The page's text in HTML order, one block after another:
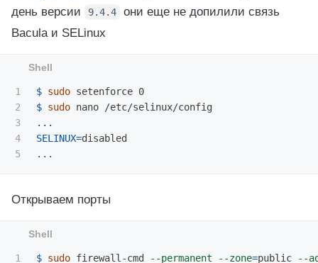
день версии
9.4.4
они еще не допилили связь
Bacula и SELinux
1
2
3
4
$ sudo
$ sudo nano /etc/selinux/config
SELINUX=disabled
Открываем порты
1
$ sudo firewall-cmd --permanent --zone=public
--